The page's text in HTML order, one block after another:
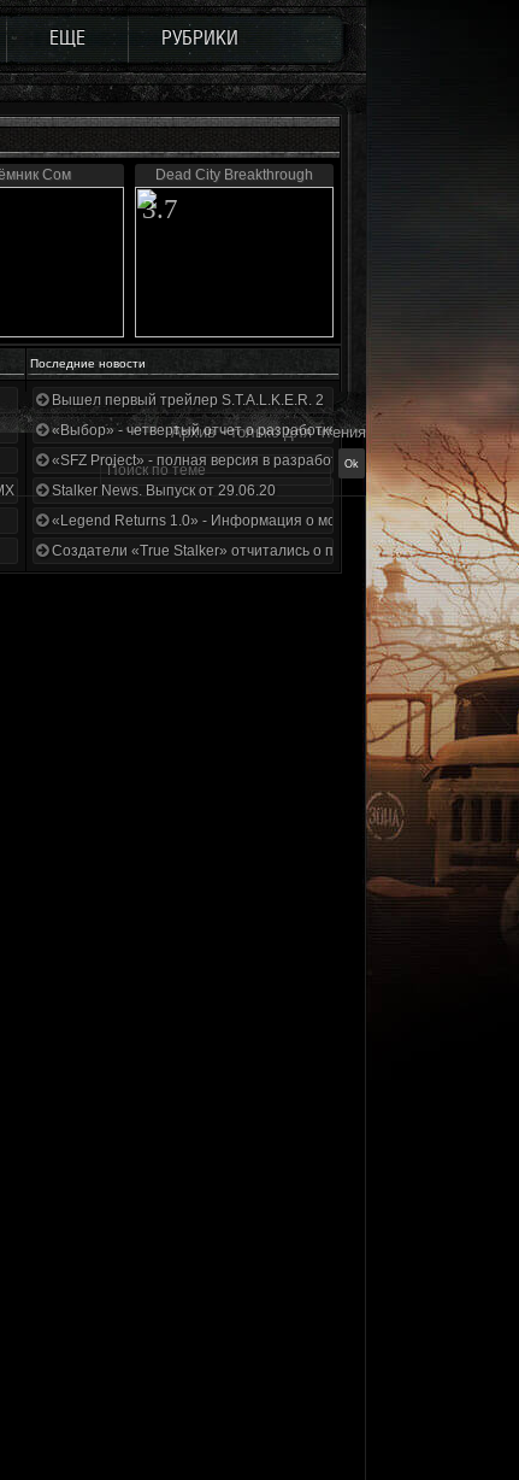
ЕЩЕ РУБРИКИ
Сом Dead City Breakthrough
3.7
Последние новости
1.3.5.ООП.МА.К.
Вышел первый трейлер S.T.A.L.K.E.R. 2
«Выбор» - четвертый отчет о разработке!
«SFZ Project» - полная версия в разработке!
Stalker News. Выпуск от 29.06.20
«Legend Returns 1.0» - Информация о моде за июнь 2020
Создатели «True Stalker» отчитались о проделанной работе
Архив - только для чтения